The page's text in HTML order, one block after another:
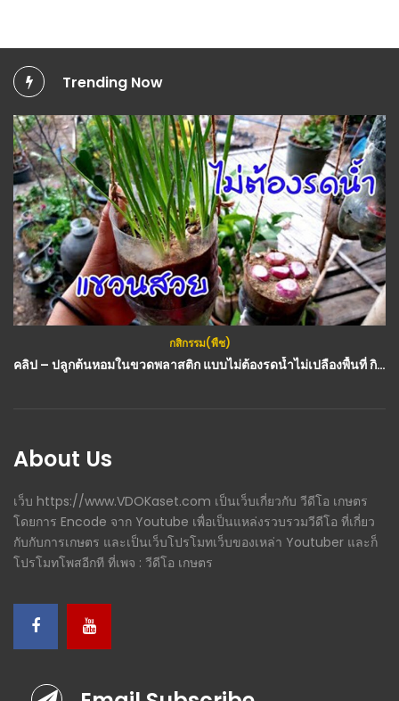
Trending Now
กสิกรรม(พืช)
คลิป – ปลูกต้นหอมในขวดพลาสติก แบบไม่ต้องรดน้ำไม่เปลืองพื้นที่ กินได้ประดับสวยจ้า : วีดีโอ เกษตร
บ้านและสวน
แบบบ้าน 3D – ไอเดียขั้นตอนสร้างบ้านชั้นเดียว โมเดิร์น ลอฟท์ : วีดีโอ เกษตร
About Us
เว็บ https://www.VDOKaset.com เป็นเว็บเกี่ยวกับ วีดีโอ เกษตร
โดยการ Encode จาก Youtube เพื่อเป็นแหล่งรวบรวมวีดีโอ ที่เกี่ยว
กับกับการเกษตร และเป็นเว็บโปรโมทเว็บของเหล่า Youtuber และก็
โปรโมทโพสอีกที ที่เพจ : วีดีโอ เกษตร